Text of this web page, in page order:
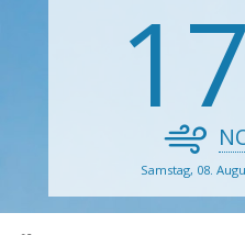
17
Samstag, 08.